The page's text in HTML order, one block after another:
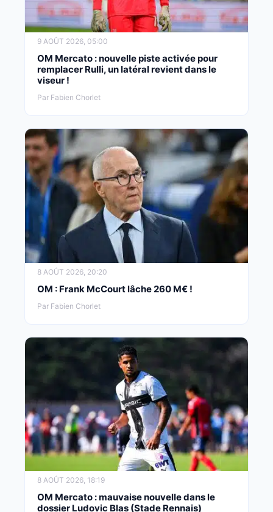
9 AOÛT 2026, 05:00
OM Mercato : nouvelle piste activée pour
remplacer Rulli, un latéral revient dans le
viseur !
Par Fabien Chorlet
8 AOÛT 2026, 20:20
OM : Frank McCourt lâche 260 M€ !
Par Fabien Chorlet
8 AOÛT 2026, 18:19
OM Mercato : mauvaise nouvelle dans le
dossier Ludovic Blas (Stade Rennais)